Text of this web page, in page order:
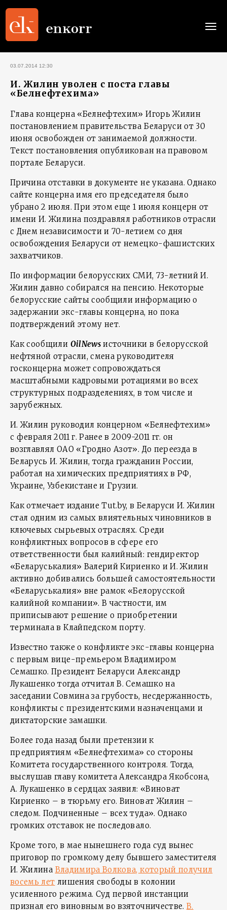
03.07.2014 12:30
И. Жилин уволен с поста главы
«Белнефтехима»
Глава концерна «Белнефтехим» Игорь Жилин
постановлением правительства Беларуси от 30
июня освобожден от занимаемой должности.
Текст постановления опубликован на правовом
портале Беларуси.
Причина отставки в документе не указана. Однако
сайте концерна имя его председателя было
убрано 2 июля. При этом еще 1 июля концерн от
имени И. Жилина поздравлял работников отрасли
с Днем независимости и 70-летием со дня
освобождения Беларуси от немецко-фашистских
захватчиков.
По информации белорусских СМИ, 73-летний И.
Жилин давно собирался на пенсию. Некоторые
белорусские сайты сообщили информацию о
задержании экс-главы концерна, но пока
подтверждений этому нет.
Как сообщили OilNews источники в белорусской
нефтяной отрасли, смена руководителя
госконцерна может сопровождаться
масштабными кадровыми ротациями во всех
структурных подразделениях, в том числе и
зарубежных.
И. Жилин руководил концерном «Белнефтехим»
с февраля 2011 г. Ранее в 2009-2011 гг. он
возглавлял ОАО «Гродно Азот». До переезда в
Беларусь И. Жилин, тогда гражданин России,
работал на химических предприятиях в РФ,
Украине, Узбекистане и Грузии.
Как отмечает издание Tut.by, в Беларуси И. Жилин
стал одним из самых влиятельных чиновников в
ключевых сырьевых отраслях. Среди
конфликтных вопросов в сфере его
ответственности был калийный: гендиректор
«Беларуськалия» Валерий Кириенко и И. Жилин
активно добивались большей самостоятельности
«Беларуськалия» вне рамок «Белорусской
калийной компании». В частности, им
приписывают решение о приобретении
терминала в Клайпедском порту.
Известно также о конфликте экс-главы концерна
с первым вице-премьером Владимиром
Семашко. Президент Беларуси Александр
Лукашенко тогда отчитал В. Семашко на
заседании Совмина за грубость, несдержанность,
конфликты с президентскими назначенцами и
диктаторские замашки.
Более года назад были претензии к
предприятиям «Белнефтехима» со стороны
Комитета государственного контроля. Тогда,
выслушав главу комитета Александра Якобсона,
А. Лукашенко в сердцах заявил: «Виноват
Кириенко – в тюрьму его. Виноват Жилин –
следом. Подчиненные – всех туда». Однако
громких отставок не последовало.
Кроме того, в мае нынешнего года суд вынес
приговор по громкому делу бывшего заместителя
И. Жилина Владимира Волкова, который получил
восемь лет лишения свободы в колонии
усиленного режима. Суд первой инстанции
признал его виновным во взяточничестве. В.